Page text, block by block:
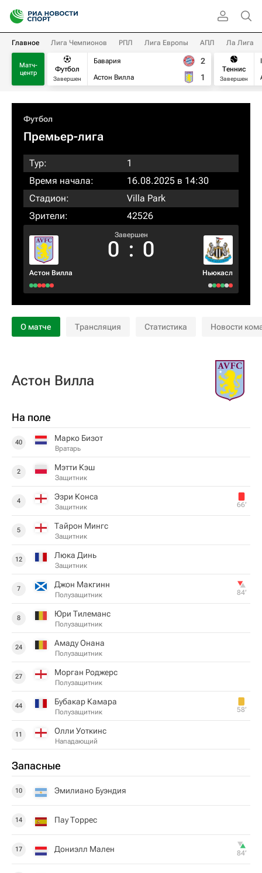
Главное Лига Чемпионов РПЛ Лига Европы АПЛ Ла Лига
Матч-
центр
Футбол
Завершен
Бавария
Астон Вилла
2
1
Теннис
Завершен
Футбол
Премьер-лига
Тур:
1
Время начала:
16.08.2025 в 14:30
Стадион:
Villa Park
Зрители:
42526
Астон Вилла
Завершен
0 : 0
Ньюкасл
О матче Трансляция Статистика Новости
Астон Вилла
На поле
40 Марко Бизот
Вратарь
2 Мэтти Кэш
Защитник
4 Эзри Конса
Защитник 66‎’‎
5 Тайрон Мингс
Защитник
12 Люка Динь
Защитник
7 Джон Макгинн
Полузащитник 84‎’‎
8 Юри Тилеманс
Полузащитник
24 Амаду Онана
Полузащитник
27 Морган Роджерс
Полузащитник
44 Бубакар Камара
Полузащитник 58‎’‎
11 Олли Уоткинс
Нападающий
Запасные
10 Эмилиано Буэндия
14 Пау Торрес
17 Дониэлл Мален 84‎’‎